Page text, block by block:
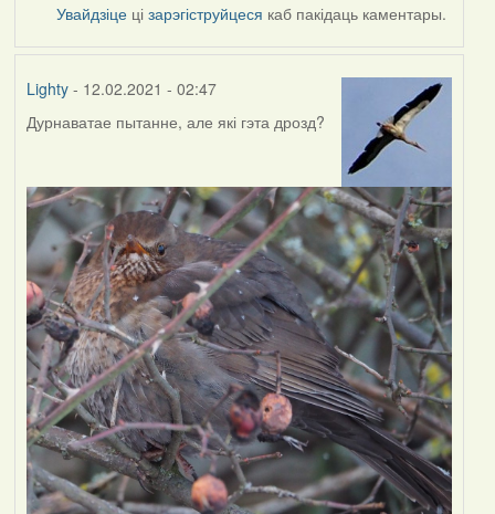
Увайдзіце цізарэгіструйцеся каб пакідаць каментары.
Lighty- 12.02.2021 - 02:47
Дурнаватае пытанне, але які гэта дрозд?